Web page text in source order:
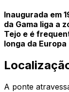
Inaugurada em
da Gama liga a
Tejo e é
longa da Europa
A ponte